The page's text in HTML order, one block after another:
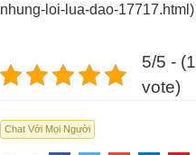
nhung-loi-lua-dao-17717.html)
5/5 - (1
vote)
Chat Với Mọi Người